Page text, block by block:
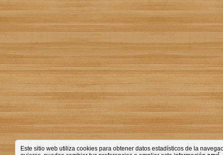
Este sitio web utiliza cookies para obtener datos estadísticos de la